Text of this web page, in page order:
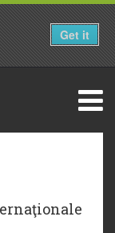
Get it